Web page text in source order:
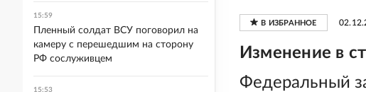
Изменение в
Федеральный
15:59
Пленный солдат ВСУ поговорил на
камеру с перешедшим на сторону
РФ сослуживцем
15:53